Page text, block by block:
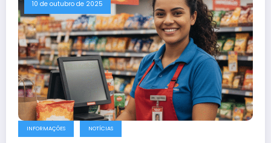
10 de outubro de 2025
INFORMAÇÕES NOTÍCIAS